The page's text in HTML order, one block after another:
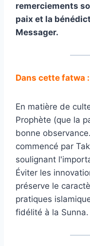
remerciements
paix et la
Messager.
Dans cette fatwa :
En matière de
Prophète (que la
bonne
commencé par
soulignant
Éviter les
préserve le
pratiques
fidélité à la Sunna.